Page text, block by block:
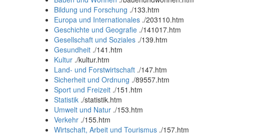
Bildung und Forschung ./133.htm
Europa und Internationales ./203110.htm
Geschichte und Geografie ./141017.htm
Gesellschaft und Soziales ./139.htm
Gesundheit ./141.htm
Kultur ./kultur.htm
Land- und Forstwirtschaft ./147.htm
Sicherheit und Ordnung ./89557.htm
Sport und Freizeit ./151.htm
Statistik ./statistik.htm
Umwelt und Natur ./153.htm
Verkehr ./155.htm
Wirtschaft, Arbeit und Tourismus ./157.htm